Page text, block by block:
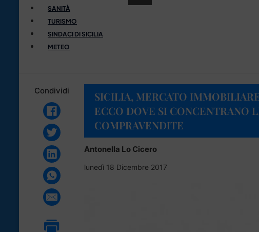
SANITÀ
TURISMO
SINDACI DI SICILIA
METEO
Condividi
SICILIA, MERCATO
ECCO DOVE SI CONCENTRANO
COMPRAVENDITE
Antonella Lo Cicero
lunedì 18 Dicembre 2017